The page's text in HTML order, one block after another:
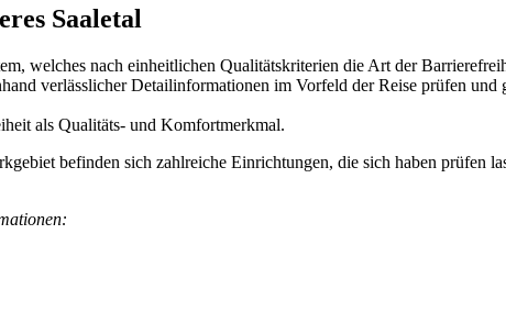
Saaletal
welches nach einheitlichen Qualitätskriterien die Art der
verlässlicher Detailinformationen im Vorfeld der Reise prüfen
als Qualitäts- und Komfortmerkmal.
befinden sich zahlreiche Einrichtungen, die sich haben prüfen